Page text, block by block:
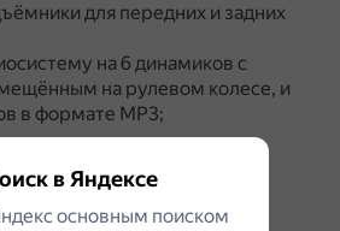
для передних и задних
на 6 динамиков с
на рулевом колесе, и
в формате MP3;
в Яндексе
основным поиском